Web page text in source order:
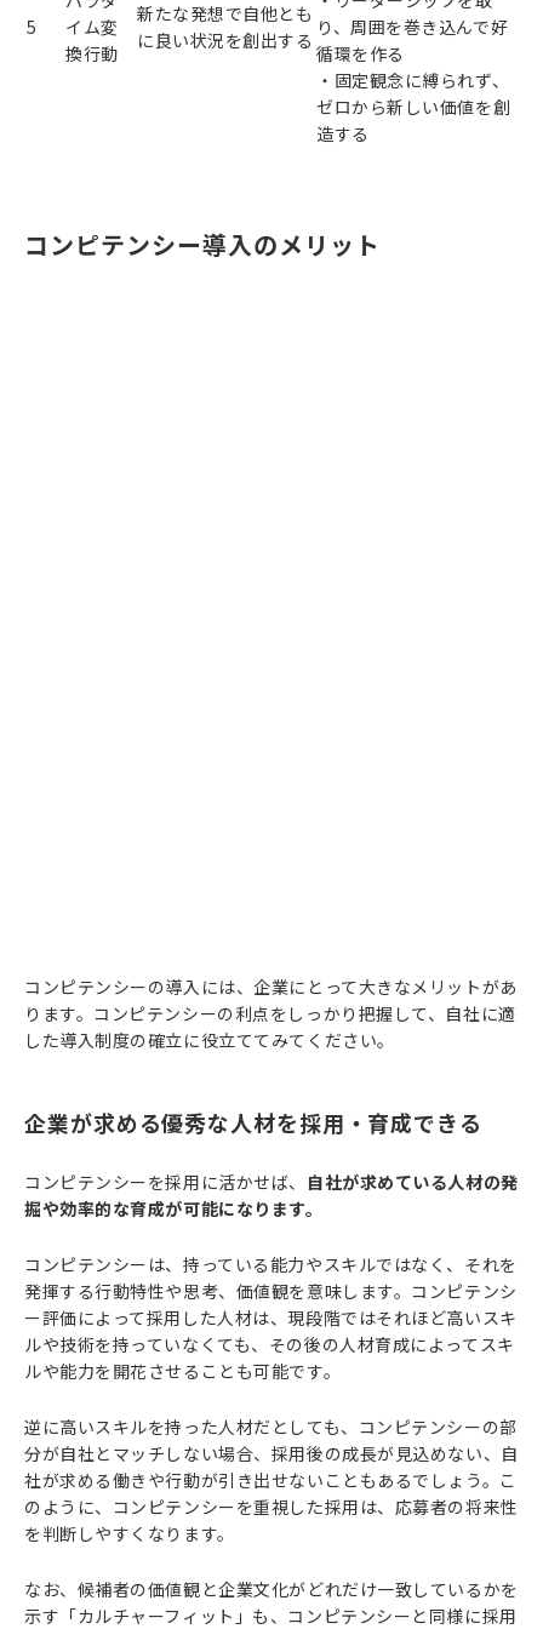
5
イム変
換行動
新たな発想で自他とも
に良い状況を創出する
り、周囲を巻き込んで好
循環を作る
・固定観念に縛られず、
ゼロから新しい価値を創
造する
コンピテンシー導入のメリット
コンピテンシーの導入には、企業にとって大きなメリットがあ
ります。コンピテンシーの利点をしっかり把握して、自社に適
した導入制度の確立に役立ててみてください。
企業が求める優秀な人材を採用・育成できる
コンピテンシーを採用に活かせば、 自社が求めている人材の発
掘や効率的な育成が可能になります。
コンピテンシーは、持っている能力やスキルではなく、それを
発揮する行動特性や思考、価値観を意味します。コンピテンシ
ー評価によって採用した人材は、現段階ではそれほど高いスキ
ルや技術を持っていなくても、その後の人材育成によってスキ
ルや能力を開花させることも可能です。
逆に高いスキルを持った人材だとしても、コンピテンシーの部
分が自社とマッチしない場合、採用後の成長が見込めない、自
社が求める働きや行動が引き出せないこともあるでしょう。こ
のように、コンピテンシーを重視した採用は、応募者の将来性
を判断しやすくなります。
なお、候補者の価値観と企業文化がどれだけ一致しているかを
示す「カルチャーフィット」も、コンピテンシーと同様に採用